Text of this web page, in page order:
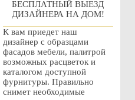
БЕСПЛАТНЫЙ ВЫЕЗД
ДИЗАЙНЕРА НА ДОМ!
К вам приедет наш
дизайнер с образцами
фасадов мебели, палитрой
возможных расцветок и
каталогом доступной
фурнитуры. Правильно
снимет необходимые